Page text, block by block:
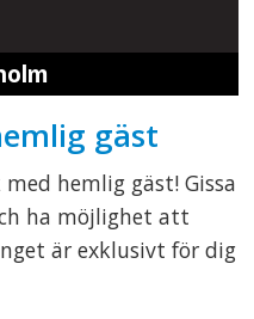
gäst
hemlig gäst! Gissa
ha möjlighet att
är exklusivt för dig